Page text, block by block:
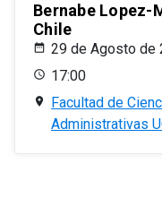
Bernabe Lopez-
Chile
29 de Agosto de
17:00
Facultad de
Administrativas